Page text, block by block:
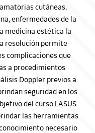
cutáneas,
enfermedades de la
medicina estética la
resolución permite
complicaciones que
a procedimientos
Doppler previos a
seguridad en los
del curso LASUS
las herramientas
necesario